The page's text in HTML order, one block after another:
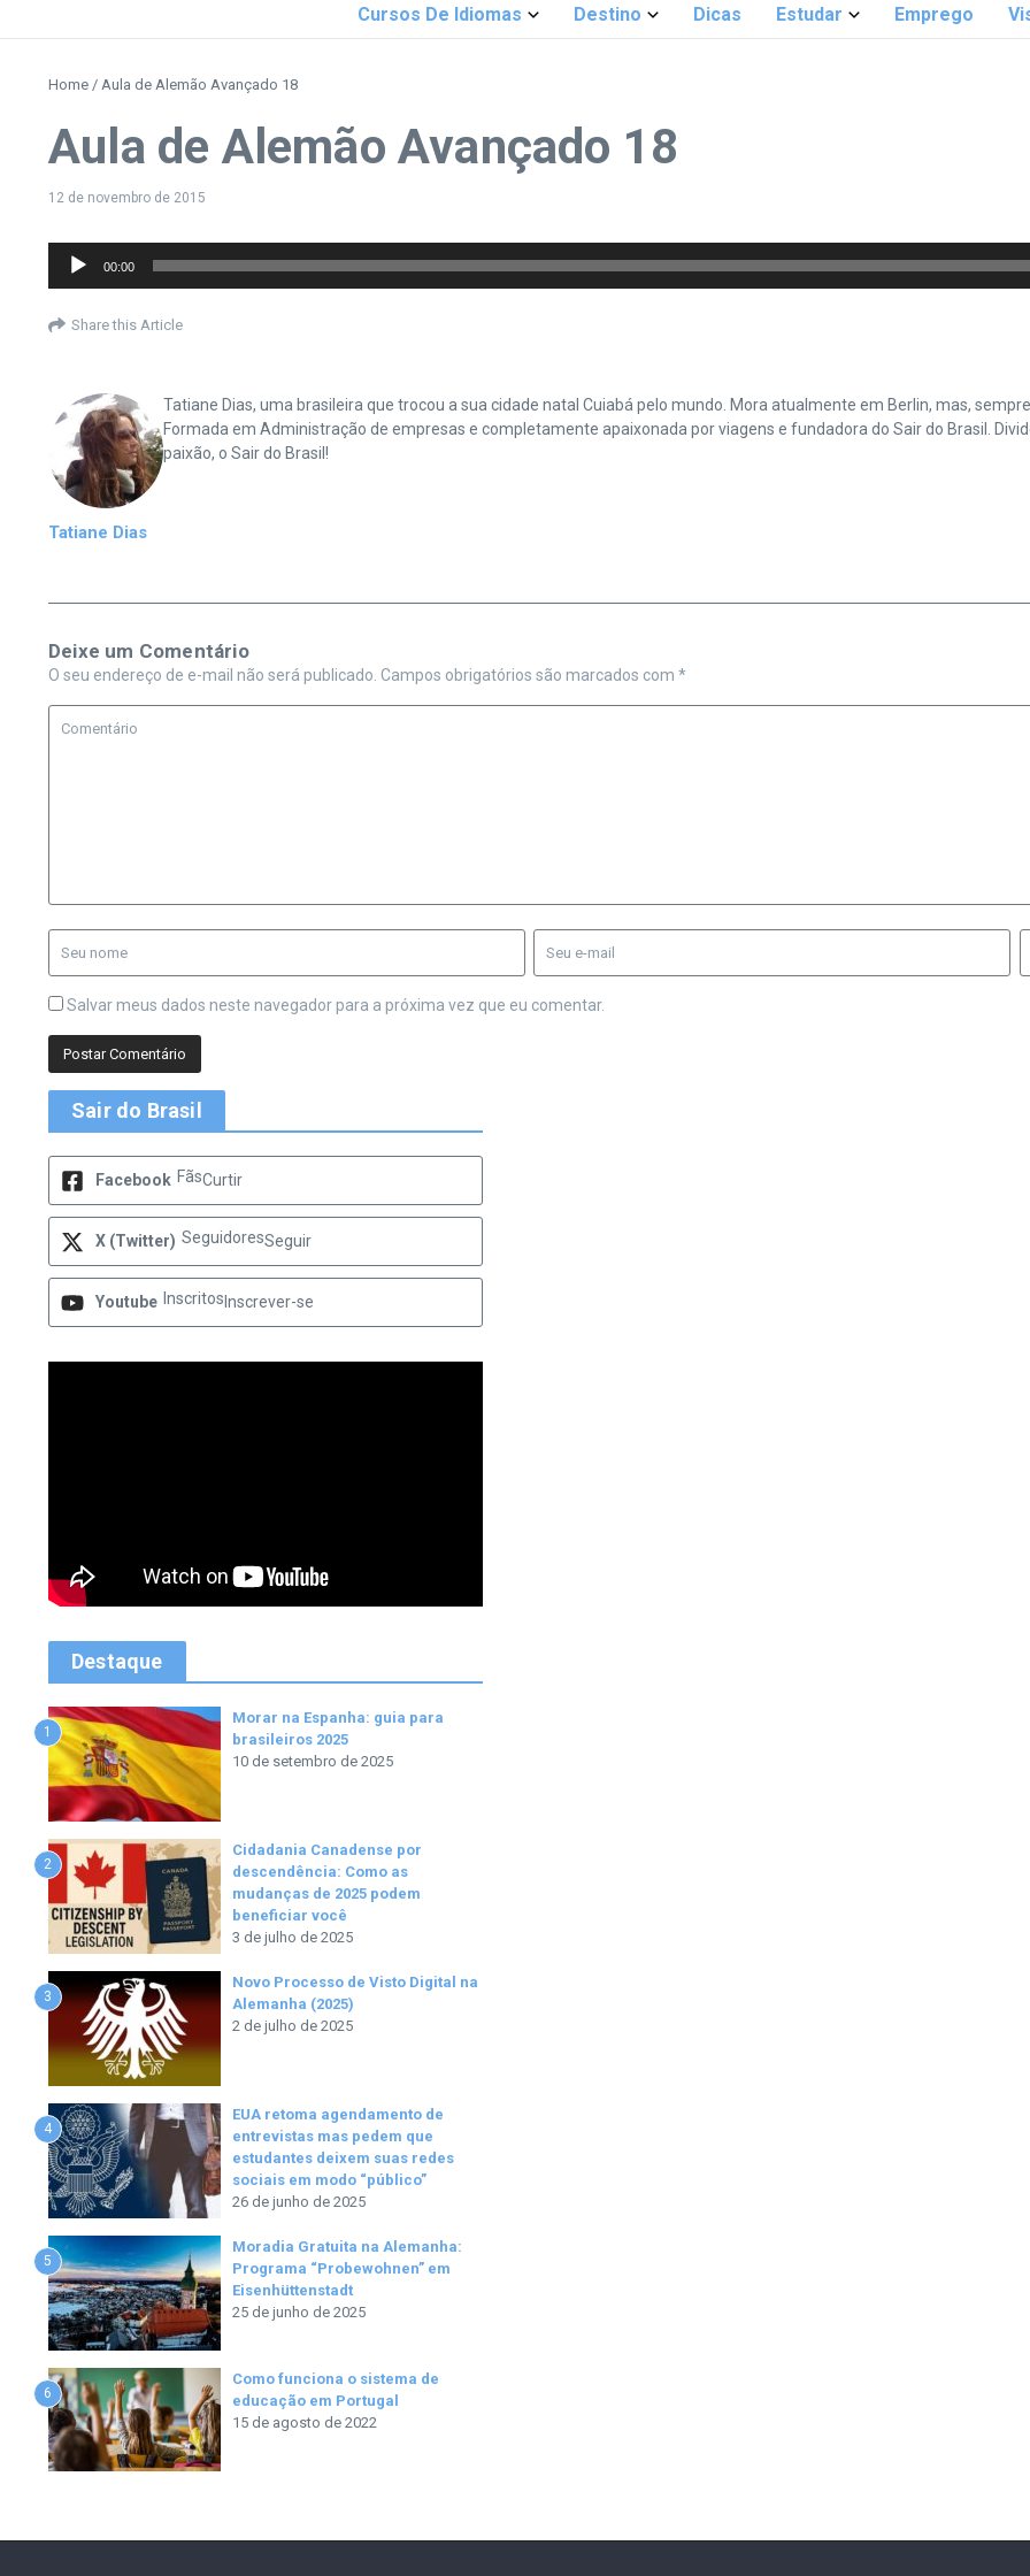
Cursos De Idiomas Destino Dicas Estudar Emprego
Home / Aula de Alemão Avançado 18
Aula de Alemão Avançado 18
12 de novembro de 2015
Tocador
00:00
Share this Article
Tatiane Dias
Tatiane Dias, uma brasileira que trocou a sua cidade natal Cuiabá pelo mundo. Mora atualmente em Berlin, mas,
Formada em Administração de empresas e completamente apaixonada por viagens e fundadora do Sair do Brasil.
paixão, o Sair do Brasil!
Deixe um Comentário
O seu endereço de e-mail não será publicado. Campos obrigatórios são marcados com *
Salvar meus dados neste navegador para a próxima vez que eu comentar.
Sair do Brasil
Facebook FãsCurtir
X (Twitter) SeguidoresSeguir
Youtube Inscritos Inscrever-se
Destaque
1
Morar na Espanha: guia para
brasileiros 2025
10 de setembro de 2025
2
Cidadania Canadense por
descendência: Como as
mudanças de 2025 podem
beneficiar você
3 de julho de 2025
3
Novo Processo de Visto Digital na
Alemanha (2025)
2 de julho de 2025
4
EUA retoma agendamento de
entrevistas mas pedem que
estudantes deixem suas redes
sociais em modo “público”
26 de junho de 2025
5
Moradia Gratuita na Alemanha:
Programa “Probewohnen” em
Eisenhüttenstadt
25 de junho de 2025
6
Como funciona o sistema de
educação em Portugal
15 de agosto de 2022